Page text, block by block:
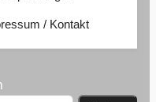
/ Kontakt